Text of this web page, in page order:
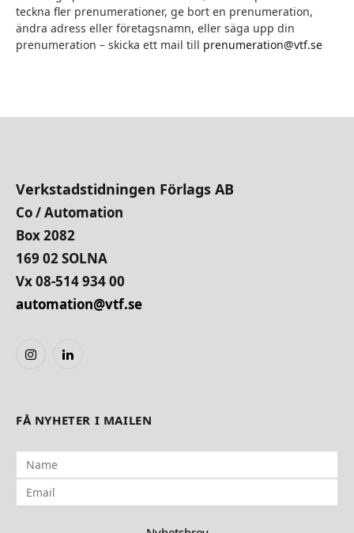
teckna fler prenumerationer, ge bort en prenumeration,
ändra adress eller företagsnamn, eller säga upp din
prenumeration – skicka ett mail till prenumeration@vtf.se
Verkstadstidningen Förlags AB
Co / Automation
Box 2082
169 02 SOLNA
Vx 08-514 934 00
automation@vtf.se
InstagramLinkedIn
FÅ NYHETER I MAILEN